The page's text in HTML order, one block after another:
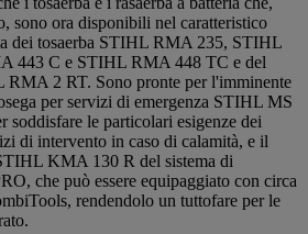
sono ora disponibili nel caratteristico
dei tosaerba STIHL RMA 235, STIHL
443 C e STIHL RMA 448 TC e del
RMA 2 RT. Sono pronte per l'imminente
per servizi di emergenza STIHL MS
soddisfare le particolari esigenze dei
di intervento in caso di calamità, e il
KMA 130 R del sistema di
che può essere equipaggiato con circa
rendendolo un tuttofare per le